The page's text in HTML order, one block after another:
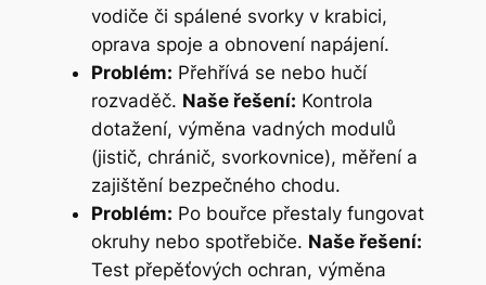
vodiče či spálené svorky v krabici,
oprava spoje a obnovení napájení.
Problém: Přehřívá se nebo hučí
rozvaděč. Naše řešení: Kontrola
dotažení, výměna vadných modulů
(jistič, chránič, svorkovnice), měření a
zajištění bezpečného chodu.
Problém: Po bouřce přestaly fungovat
okruhy nebo spotřebiče. Naše řešení:
Test přepěťových ochran, výměna